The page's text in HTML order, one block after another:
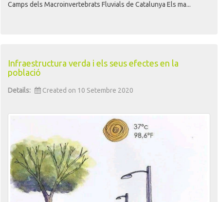
Camps dels Macroinvertebrats Fluvials de Catalunya Els ma...
Infraestructura verda i els seus efectes en la
població
Details: Created on 10 Setembre 2020